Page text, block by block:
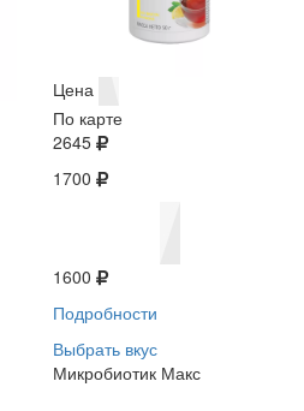
Цена
По карте
2645
1700
1600
Подробности
Выбрать вкус
Микробиотик Макс